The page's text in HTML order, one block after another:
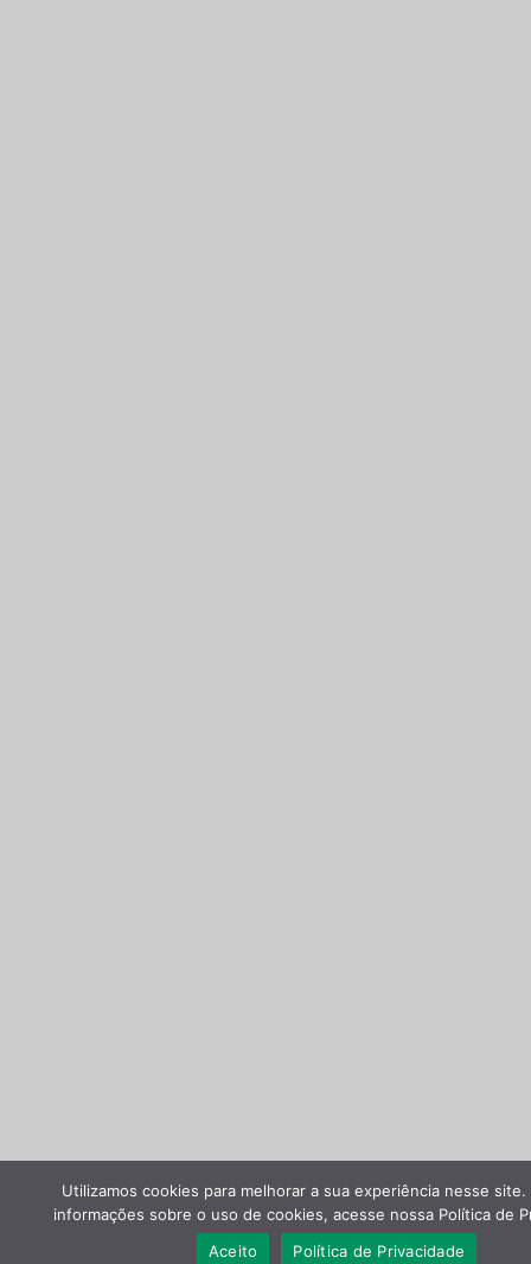
Utilizamos cookies para melhorar a sua experiência nesse site.
informações sobre o uso de cookies, acesse nossa Política de
Aceito
Política de Privacidade